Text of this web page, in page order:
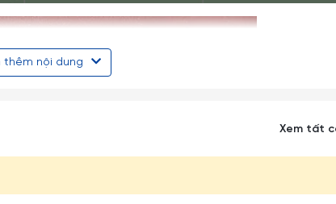
thêm nội dung
Xem tất